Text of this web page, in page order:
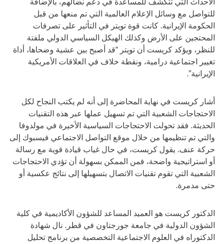
الأحداث التي تتكشف للمساعدة في دعم نضالهم، بالإضافة
للتواصل مع وسائل الإعلام العالمية التي تم منعها من قبل
الحكومة الإيرانية. كانت قوة تويتر في التأثير على تصرفات
المحتجين على الأرض وكذلك الهيكل السياسي الدولي ملفتة
للنظر، ويؤكد كريست أن تويتر “قد أصبح بين عشية وضحاها، أداة
تغيير اجتماعية درامية، ونقطة خلاف في العلاقات الأمريكية
الإيرانية”.
أشار كريست في نهاية المحاضرة إلى أنه لم يكتب النجاح لكل
الاحتجاجات الشعبية التي تم تسهيل عملها عبر هذه التقنيات
الحديثة. فقد تحولت الاحتجاجات السياسية الأخيرة في مولدوفا
والتي تم تنظيمها من خلال موقع التواصل الاجتماعي فيسبوك إلى
حركة عنف. يقول كريست، في حال غياب قيادة قوية مع رسالة
أو استراتيجية واضحة، فمن الممكن بسهولة أن تؤدي الاحتجاجات
الشعبية التي تقوم تقنيات الاتصال بتسهيلها إلى نتائج عكسية أو
حتى مدمرة.
الدكتور كريست هو العميد المساعد للشؤون الأكاديمية في كلية
الشؤون الدولية في جامعة جورجتاون في قطر. نال شهادة
الدكتوراه في العلوم الاجتماعية التخصصية من برنامج تحليل